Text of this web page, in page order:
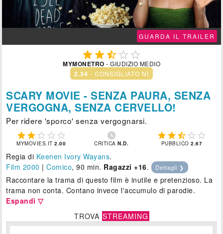
GUARDA IL TRAILER
  
MYMONETRO - GIUDIZIO MEDIO
2.34 - CONSIGLIATO NÌ
SCARY MOVIE - SENZA PAURA, SENZA
VERGOGNA, SENZA CERVELLO!
Per ridere 'sporco' senza vergognarsi.
    
MYMOVIES.IT2.00

CRITICAN.D.
    
PUBBLICO2.67
Regia di Keenen Ivory Wayans.
Film 2000 |Comico, 90 min. Ragazzi +16. Dettagli ❯
Raccontare la trama di questo film è inutile e pretenzioso. La
trama non conta. Contano invece l'accumulo di parodie.
Espandi ▽
TROVA STREAMING